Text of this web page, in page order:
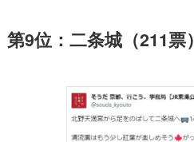
第9位：二条城（211票）